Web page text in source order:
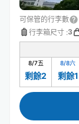
可保管的行李數
行李箱尺寸 :3
8/7五
剩餘2
8/8六
剩餘1